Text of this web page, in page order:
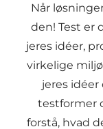
Når
den! Test er
jeres idéer,
virkelige
jeres
testformer
forstå, hvad